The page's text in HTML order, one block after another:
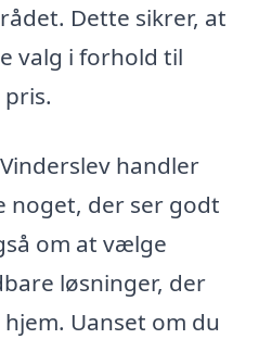
Dette sikrer, at
valg i forhold til
handler
noget, der ser godt
om at vælge
løsninger, der
Uanset om du